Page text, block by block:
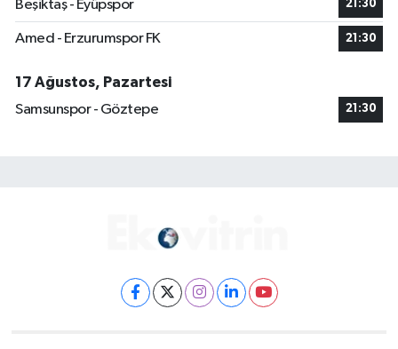
Beşiktaş - Eyüpspor 21:30
Amed - Erzurumspor FK 21:30
17 Ağustos, Pazartesi
Samsunspor - Göztepe
21:30